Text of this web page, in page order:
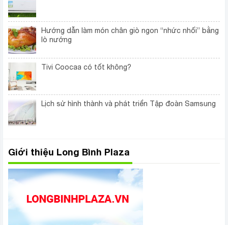
Hướng dẫn làm món chân giò ngon “nhức nhối” bằng
lò nướng
Tivi Coocaa có tốt không?
Lịch sử hình thành và phát triển Tập đoàn Samsung
Giới thiệu Long Bình Plaza